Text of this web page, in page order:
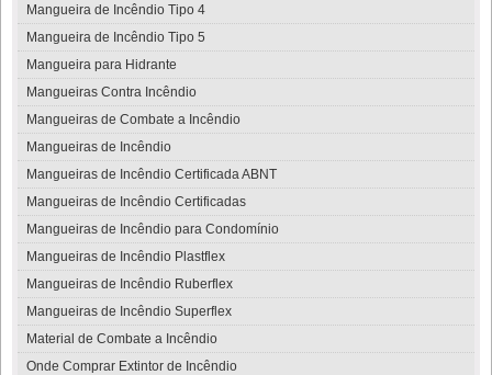
Mangueira de Incêndio Tipo 4
Mangueira de Incêndio Tipo 5
Mangueira para Hidrante
Mangueiras Contra Incêndio
Mangueiras de Combate a Incêndio
Mangueiras de Incêndio
Mangueiras de Incêndio Certificada ABNT
Mangueiras de Incêndio Certificadas
Mangueiras de Incêndio para Condomínio
Mangueiras de Incêndio Plastflex
Mangueiras de Incêndio Ruberflex
Mangueiras de Incêndio Superflex
Material de Combate a Incêndio
Onde Comprar Extintor de Incêndio